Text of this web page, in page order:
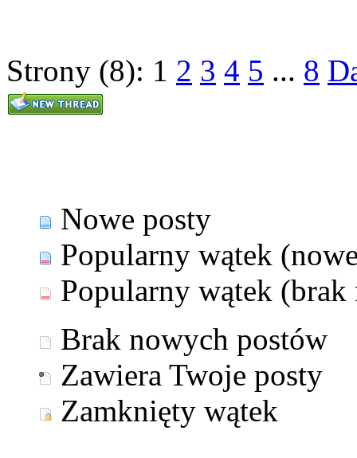
Strony (8): 1 2 3 4 5 ... 8
Nowe posty
Popularny wątek
Popularny wątek
Brak nowych postów
Zawiera Twoje posty
Zamknięty wątek